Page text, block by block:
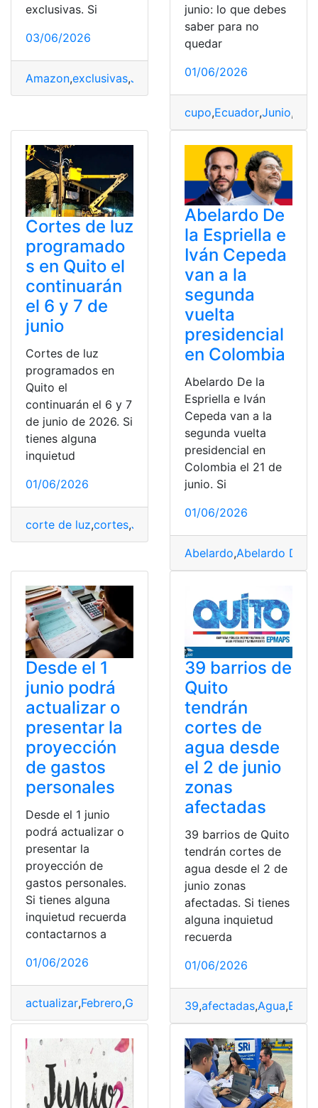
exclusivas. Si
03/06/2026
Amazon,exclusivas,Junio Miles, Ofertas,Oficial
junio: lo que debes
saber para no
quedar
01/06/2026
cupo,Ecuador,Junio,
Cortes de luz
programado
s en Quito el
continuarán
el 6 y 7 de
junio
Cortes de luz
programados en
Quito el
continuarán el 6 y 7
de junio de 2026. Si
tienes alguna
inquietud
01/06/2026
corte de luz,cortes,Junio
Abelardo De
la Espriella e
Iván Cepeda
van a la
segunda
vuelta
presidencial
en Colombia
Abelardo De la
Espriella e Iván
Cepeda van a la
segunda vuelta
presidencial en
Colombia el 21 de
junio. Si
01/06/2026
Abelardo,Abelardo De
Desde el 1
junio podrá
actualizar o
presentar la
proyección
de gastos
personales
Desde el 1 junio
podrá actualizar o
presentar la
proyección de
gastos personales.
Si tienes alguna
inquietud recuerda
contactarnos a
01/06/2026
actualizar,Febrero,Gastos Junio,personales presentar
39 barrios de
Quito
tendrán
cortes de
agua desde
el 2 de junio
zonas
afectadas
39 barrios de Quito
tendrán cortes de
agua desde el 2 de
junio zonas
afectadas. Si tienes
alguna inquietud
recuerda
01/06/2026
39,afectadas,Agua,